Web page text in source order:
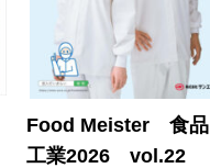
Food Meister 食品
工業2026 vol.22